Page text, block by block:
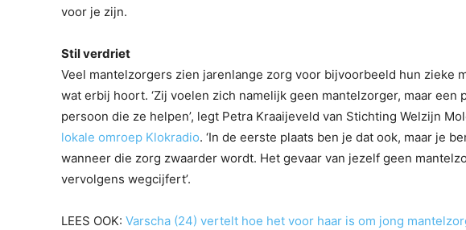
voor je zijn.
Stil verdriet
Veel mantelzorgers zien jarenlange zorg voor bijvoorbeeld hun zieke
wat erbij hoort. ‘Zij voelen zich namelijk geen mantelzorger, maar een
persoon die ze helpen’, legt Petra Kraaijeveld van Stichting Welzijn
lokale omroep Klokradio. ‘In de eerste plaats ben je dat ook, maar je
wanneer die zorg zwaarder wordt. Het gevaar van jezelf geen
vervolgens wegcijfert’.
LEES OOK: Varscha (24) vertelt hoe het voor haar is om jong